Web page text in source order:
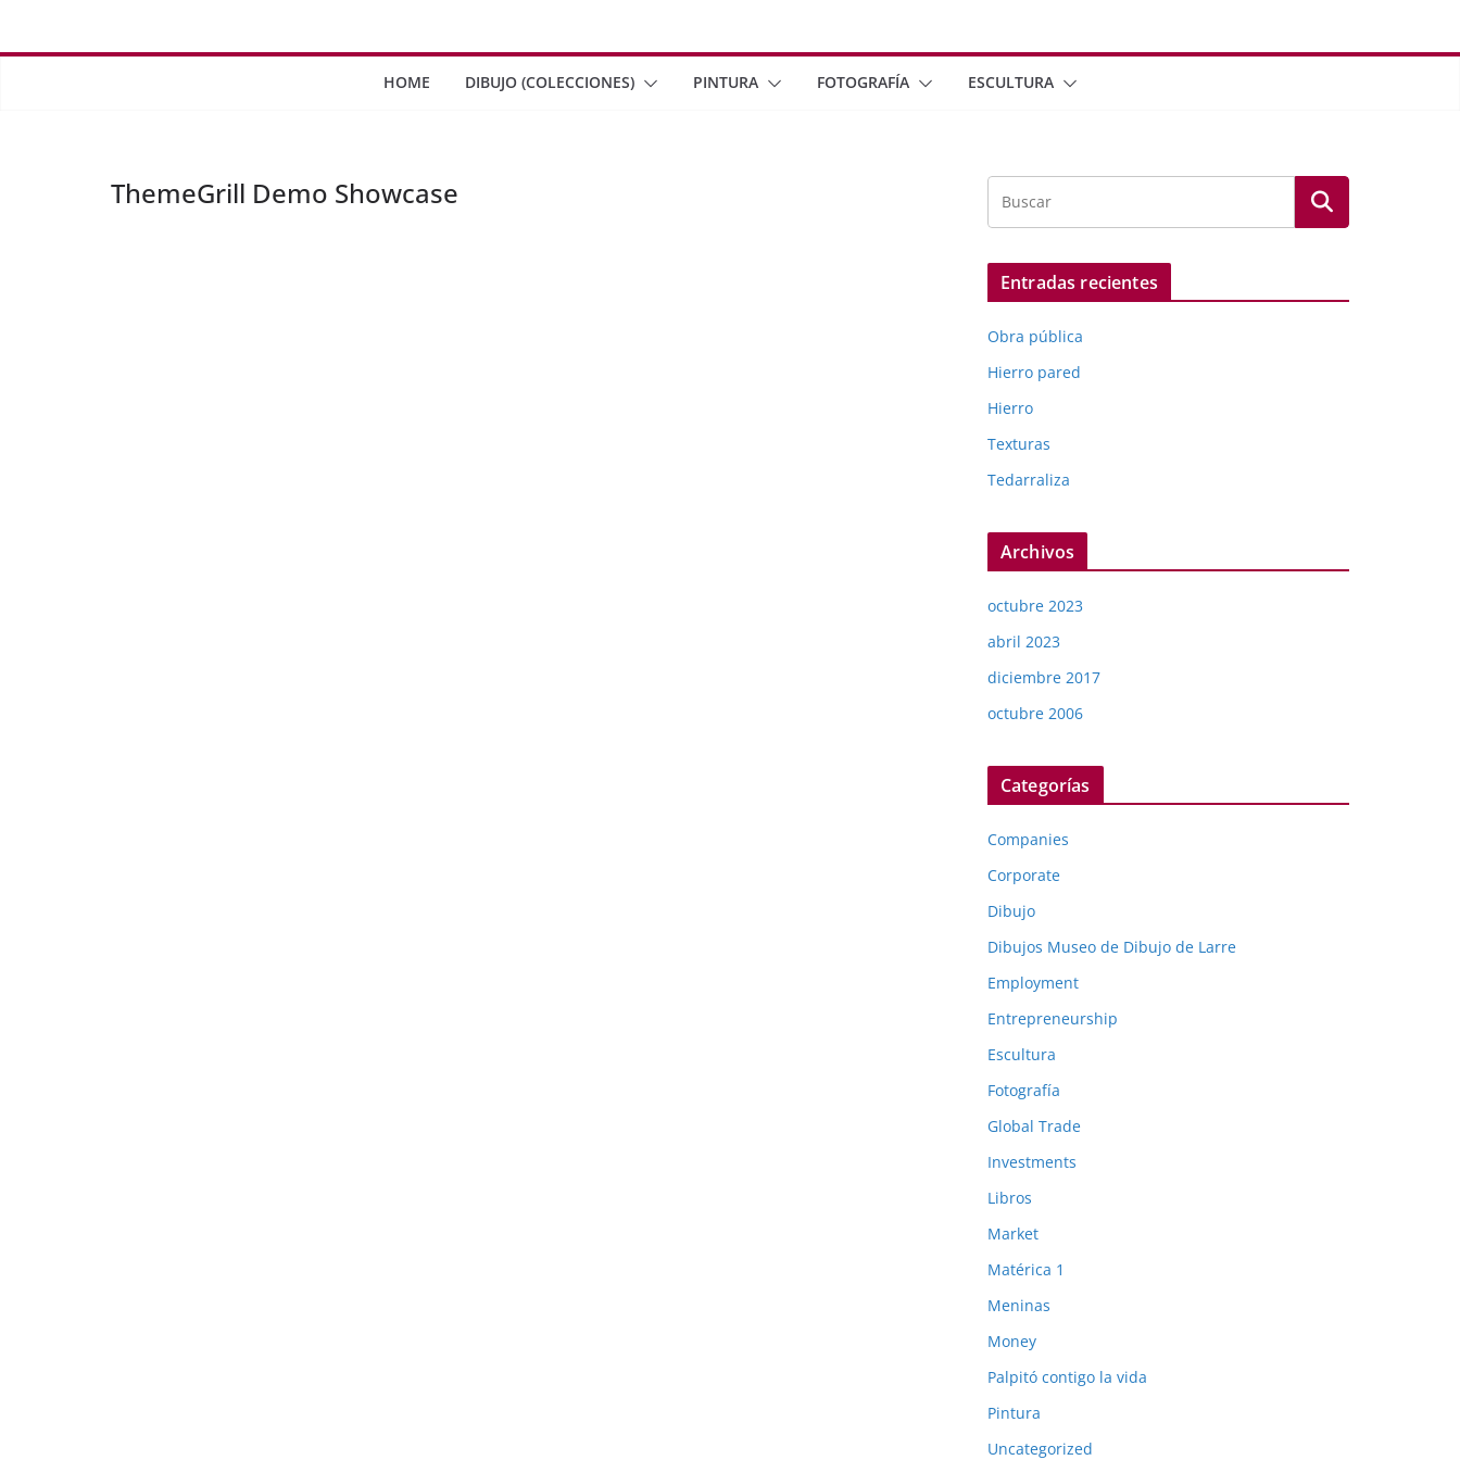
HOME DIBUJO (COLECCIONES) PINTURA FOTOGRAFÍA ESCULTURA
ThemeGrill Demo Showcase
Entradas recientes
Obra pública
Hierro pared
Hierro
Texturas
Tedarraliza
Archivos
octubre 2023
abril 2023
diciembre 2017
octubre 2006
Categorías
Companies
Corporate
Dibujo
Dibujos Museo de Dibujo de Larre
Employment
Entrepreneurship
Escultura
Fotografía
Global Trade
Investments
Libros
Market
Matérica 1
Meninas
Money
Palpitó contigo la vida
Pintura
Uncategorized